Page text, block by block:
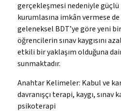
gerçekleşmesi nedeniyle
kurumlasına imkân vermese
geleneksel BDT’ye göre yeni
öğrencilerin sınav kaygısını
etkili bir yaklaşım olduğuna
sunmaktadır.
Anahtar Kelimeler: Kabul ve
davranışçı terapi, kaygı, sınav
psikoterapi